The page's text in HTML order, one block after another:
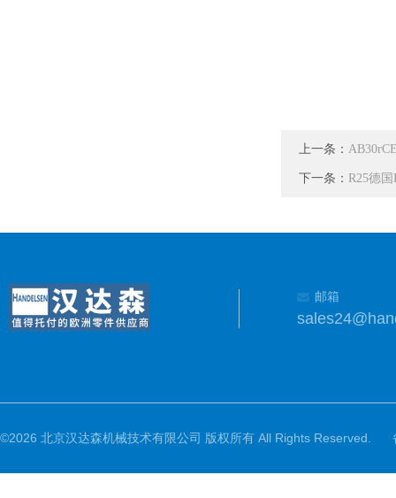
上一条：
下一条： R25德
邮箱
©2026 北京汉达森机械技术有限公司 版权所有 All Rights Reserved.